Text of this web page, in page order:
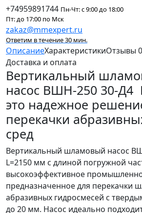
+74959891744 Пн-Чт: с 9:00 до 18:00
Пт: до 17:00 по Мск
zakaz@mmexpert.ru
Ответим в течение 30 мин.
ОписаниеХарактеристикиОтзывы 0
Доставка и оплата
Вертикальный
насос ВШН-250 30-Д4
это надежное
перекачки
сред
Вертикальный шламовый насос
L=2150 мм с длиной погружной
высокоэффективное
предназначенное для перекачки
абразивных гидросмесей с
до 20 мм. Насос идеально